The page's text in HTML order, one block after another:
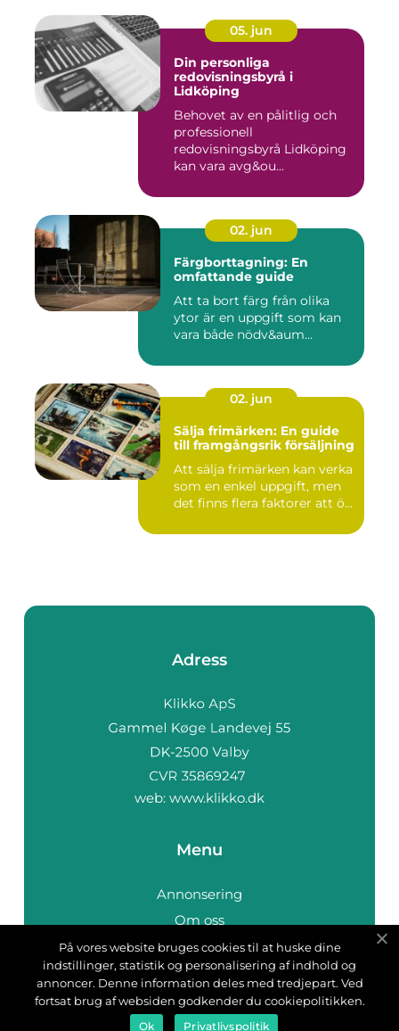
05. jun
Din personliga
redovisningsbyrå i
Lidköping
Behovet av en pålitlig och
professionell
redovisningsbyrå Lidköping
kan vara avg&ou...
02. jun
Färgborttagning: En
omfattande guide
Att ta bort färg från olika
ytor är en uppgift som kan
vara både nödv&aum...
02. jun
Sälja frimärken: En guide
till framgångsrik försäljning
Att sälja frimärken kan verka
som en enkel uppgift, men
det finns flera faktorer att ö...
Adress
web: www.klikko.dk
Menu
Annonsering
Om oss
Cookies
Kontakta oss
Sitemap
På vores website bruges cookies til at huske dine
indstillinger, statistik og personalisering af indhold og
annoncer. Denne information deles med tredjepart. Ved
fortsat brug af websiden godkender du cookiepolitikken.
Ok Privatlivspolitik